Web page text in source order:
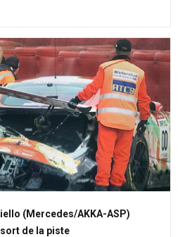
(Mercedes/AKKA-ASP)
de la piste